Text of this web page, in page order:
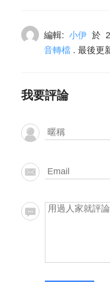
編輯: 小伊 於
音轉檔 . 最後更
我要評論